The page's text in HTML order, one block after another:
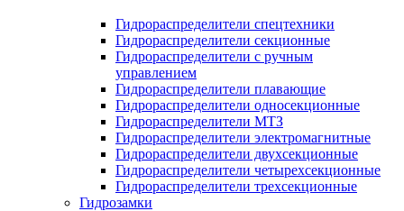
Гидрораспределители спецтехники
Гидрораспределители секционные
Гидрораспределители с ручным
управлением
Гидрораспределители плавающие
Гидрораспределители односекционные
Гидрораспределители МТЗ
Гидрораспределители электромагнитные
Гидрораспределители двухсекционные
Гидрораспределители четырехсекционные
Гидрораспределители трехсекционные
Гидрозамки